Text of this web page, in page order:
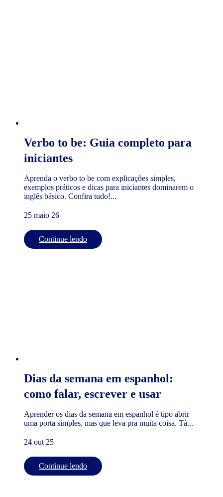
Verbo to be: Guia completo para
iniciantes
Aprenda o verbo to be com explicações simples,
exemplos práticos e dicas para iniciantes dominarem o
inglês básico. Confira tudo!...
25 maio 26
Continue lendo
Dias da semana em espanhol:
como falar, escrever e usar
Aprender os dias da semana em espanhol é tipo abrir
uma porta simples, mas que leva pra muita coisa. Tá...
24 out 25
Continue lendo